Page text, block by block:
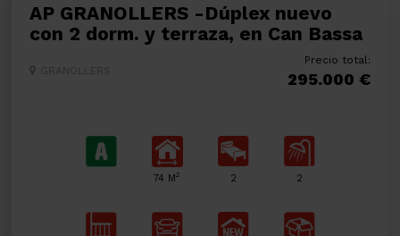
AP GRANOLLERS -Dúplex nuevo
con 2 dorm. y terraza, en Can Bassa
GRANOLLERS
Precio total:
295.000 €
74 M2 2 2